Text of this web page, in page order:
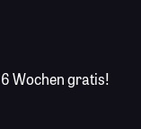
6 Wochen gratis!